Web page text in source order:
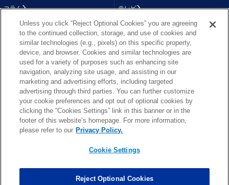
コラム テレビ
画像
順位表
About NFL
More NFL 特集
TOP お問い合わせ FAQ
PHOTO BY AP Images / PHOTO BY Getty Images
Unless you click “Reject Optional Cookies” you are agreeing
to the continued collection, storage, and use of cookies and
similar technologies (e.g., pixels) on this specific property,
device, and browser. Cookies and similar technologies are
used for a variety of purposes such as enhancing site
navigation, analyzing site usage, and assisting in our
marketing and advertising efforts, including targeted
advertising through third parties. You can further customize
your cookie preferences and opt out of optional cookies by
clicking the “Cookies Settings” link in this banner or in the
footer of this website’s homepage. For more information,
please refer to our Privacy Policy.
Cookie Settings
Reject Optional Cookies